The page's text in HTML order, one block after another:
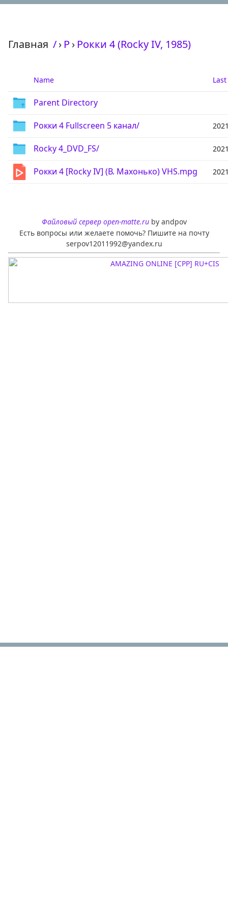
Главная /› Р › Рокки 4 (Rocky IV, 1985)
Name
Parent Directory
Рокки 4 Fullscreen 5 канал/
Rocky 4_DVD_FS/
Рокки 4 [Rocky IV] (В. Махонько) VHS.mpg
Файловый сервер open-matte.ruby andpov
Есть вопросы или желаете помочь? Пишите на почту
serpov12011992@yandex.ru